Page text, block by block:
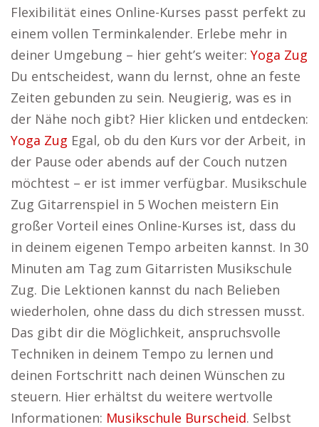
Flexibilität eines Online-Kurses passt perfekt zu
einem vollen Terminkalender. Erlebe mehr in
deiner Umgebung – hier geht’s weiter: Yoga Zug
Du entscheidest, wann du lernst, ohne an feste
Zeiten gebunden zu sein. Neugierig, was es in
der Nähe noch gibt? Hier klicken und entdecken:
Yoga Zug Egal, ob du den Kurs vor der Arbeit, in
der Pause oder abends auf der Couch nutzen
möchtest – er ist immer verfügbar. Musikschule
Zug Gitarrenspiel in 5 Wochen meistern Ein
großer Vorteil eines Online-Kurses ist, dass du
in deinem eigenen Tempo arbeiten kannst. In 30
Minuten am Tag zum Gitarristen Musikschule
Zug. Die Lektionen kannst du nach Belieben
wiederholen, ohne dass du dich stressen musst.
Das gibt dir die Möglichkeit, anspruchsvolle
Techniken in deinem Tempo zu lernen und
deinen Fortschritt nach deinen Wünschen zu
steuern. Hier erhältst du weitere wertvolle
Informationen: Musikschule Burscheid. Selbst